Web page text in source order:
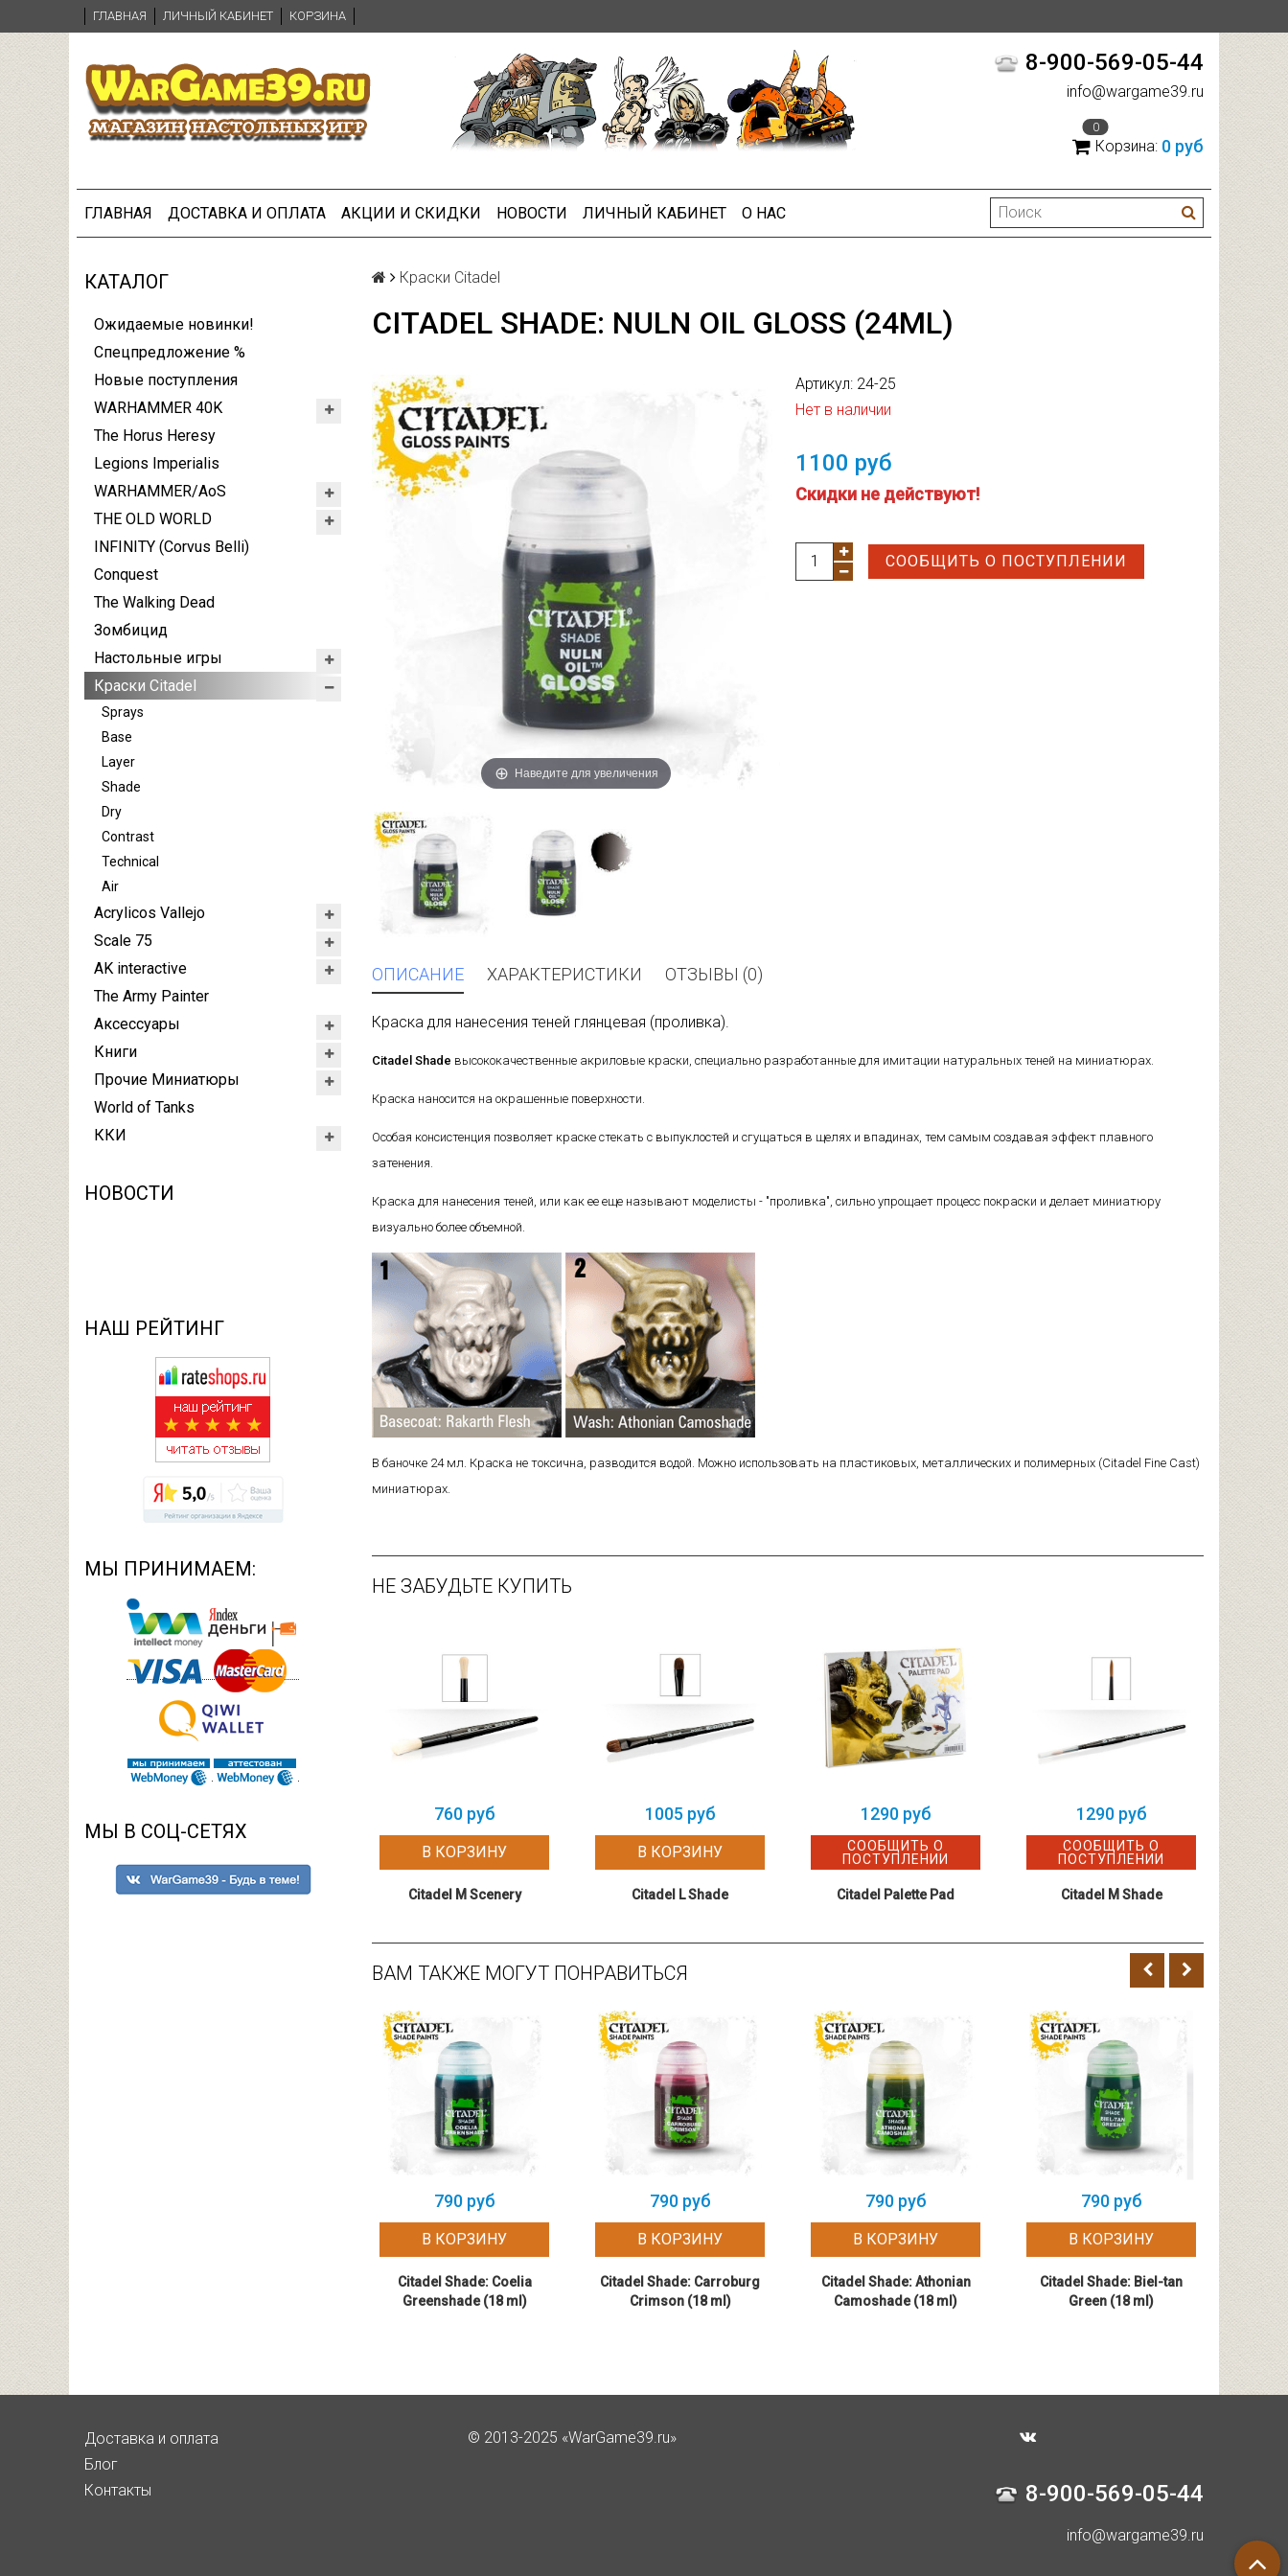
ГЛАВНАЯ ЛИЧНЫЙ КАБИНЕТ КОРЗИНА
8-900-569-05-44
info@wargame39.ru
0
Корзина: 0 руб
ГЛАВНАЯ ДОСТАВКА И ОПЛАТА АКЦИИ И СКИДКИ НОВОСТИ ЛИЧНЫЙ КАБИНЕТ О НАС
КАТАЛОГ
Ожидаемые новинки!
Спецпредложение %
Новые поступления
WARHAMMER 40K
The Horus Heresy
Legions Imperialis
WARHAMMER/AoS
THE OLD WORLD
INFINITY (Corvus Belli)
Conquest
The Walking Dead
Зомбицид
Настольные игры
Краски Citadel
Sprays
Base
Layer
Shade
Dry
Contrast
Technical
Air
Acrylicos Vallejo
Scale 75
AK interactive
The Army Painter
Аксессуары
Книги
Прочие Миниатюры
World of Tanks
ККИ
НОВОСТИ
НАШ РЕЙТИНГ
МЫ ПРИНИМАЕМ:
МЫ В СОЦ-СЕТЯХ
Краски Citadel
CITADEL SHADE: NULN OIL GLOSS (24ML)
Наведите для увеличения
Артикул: 24-25
Нет в наличии
1100 руб
Cкидки не действуют!
СООБЩИТЬ О ПОСТУПЛЕНИИ
ОПИСАНИЕ ХАРАКТЕРИСТИКИ ОТЗЫВЫ (0)
Краска для нанесения теней глянцевая (проливка).
Citadel Shade высококачественные акриловые краски, специально разработанные для имитации натуральных теней на миниатюрах.
Краска наносится на окрашенные поверхности.
Особая консистенция позволяет краске стекать с выпуклостей и сгущаться в щелях и впадинах, тем самым создавая эффект плавного
затенения.
Краска для нанесения теней, или как ее еще называют моделисты - "проливка", сильно упрощает процесс покраски и делает миниатюру
визуально более объемной.
В баночке 24 мл. Краска не токсична, разводится водой. Можно использовать на пластиковых, металлических и полимерных (Citadel Fine Cast)
миниатюрах.
НЕ ЗАБУДЬТЕ КУПИТЬ
760 руб
В КОРЗИНУ
Citadel M Scenery
1005 руб
В КОРЗИНУ
Citadel L Shade
1290 руб
СООБЩИТЬ О
ПОСТУПЛЕНИИ
Citadel Palette Pad
1290 руб
СООБЩИТЬ О
ПОСТУПЛЕНИИ
Citadel M Shade
ВАМ ТАКЖЕ МОГУТ ПОНРАВИТЬСЯ
790 руб
В КОРЗИНУ
Citadel Shade: Coelia
Greenshade (18 ml)
790 руб
В КОРЗИНУ
Citadel Shade: Carroburg
Crimson (18 ml)
790 руб
В КОРЗИНУ
Citadel Shade: Athonian
Camoshade (18 ml)
790 руб
В КОРЗИНУ
Citadel Shade: Biel-tan
Green (18 ml)
Доставка и оплата
Блог
Контакты
© 2013-2025 «WarGame39.ru»
8-900-569-05-44
info@wargame39.ru